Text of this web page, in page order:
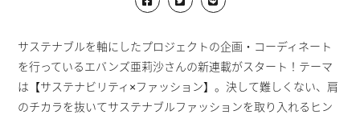
サステナブルを軸にしたプロジェクトの企画・コーディネート
を行っているエバンズ亜莉沙さんの新連載がスタート！テーマ
は【サステナビリティ×ファッション】。決して難しくない、肩
のチカラを抜いてサステナブルファッションを取り入れるヒン